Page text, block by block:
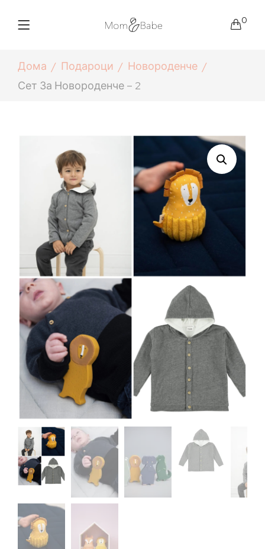
0
Дома Подароци
Новороденче
Сет За Новороденче – 2